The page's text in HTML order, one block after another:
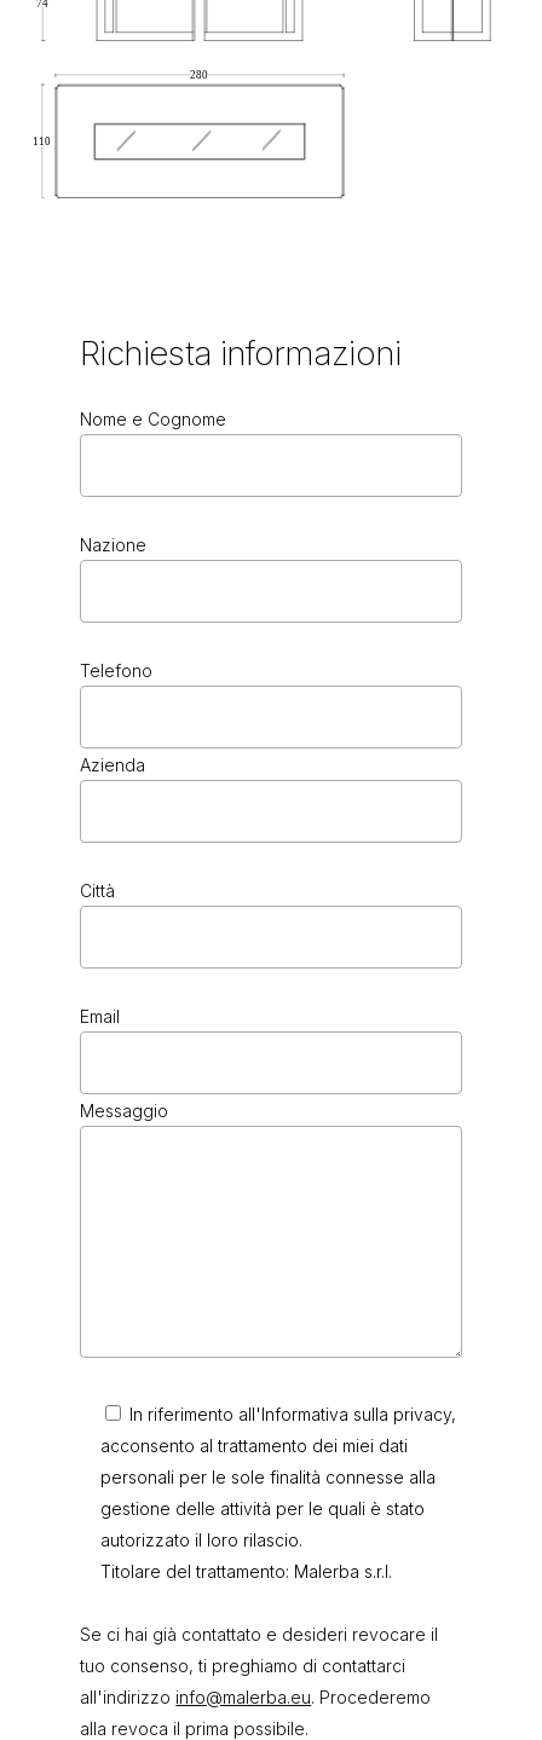
Richiesta informazioni
Nome e Cognome
Nazione
Telefono
Azienda
Città
Email
Messaggio
In riferimento all'Informativa sulla privacy,
acconsento al trattamento dei miei dati
personali per le sole finalità connesse alla
gestione delle attività per le quali è stato
autorizzato il loro rilascio.
Titolare del trattamento: Malerba s.r.l.
Se ci hai già contattato e desideri revocare il
tuo consenso, ti preghiamo di contattarci
all'indirizzo info@malerba.eu. Procederemo
alla revoca il prima possibile.